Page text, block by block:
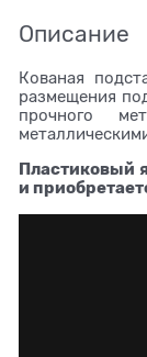
Описание
Кованая
размещения
прочного
Пластиковый
и